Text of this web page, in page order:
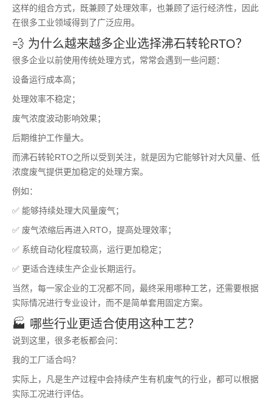
这样的组合方式，既兼顾了处理效率，也兼顾了运行经济性，因此
在很多工业领域得到了广泛应用。
💨 为什么越来越多企业选择沸石转轮RTO？
很多企业以前使用传统处理方式，常常会遇到一些问题：
设备运行成本高；
处理效率不稳定；
废气浓度波动影响效果；
后期维护工作量大。
而沸石转轮RTO之所以受到关注，就是因为它能够针对大风量、低
浓度废气提供更加稳定的处理方案。
例如：
✅ 能够持续处理大风量废气；
✅ 废气浓缩后再进入RTO，提高处理效率；
✅ 系统自动化程度较高，运行更加稳定；
✅ 更适合连续生产企业长期运行。
当然，每一家企业的工况都不同，最终采用哪种工艺，还需要根据
实际情况进行专业设计，而不是简单套用固定方案。
🏭 哪些行业更适合使用这种工艺？
说到这里，很多老板都会问：
我的工厂适合吗？
实际上，凡是生产过程中会持续产生有机废气的行业，都可以根据
实际工况进行评估。